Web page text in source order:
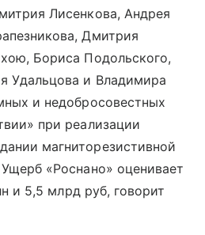
Лисенкова, Андрея
Дмитрия
Бориса Подольского,
Удальцова и Владимира
и недобросовестных
при реализации
магниторезистивной
«Роснано» оценивает
и 5,5 млрд руб, говорит